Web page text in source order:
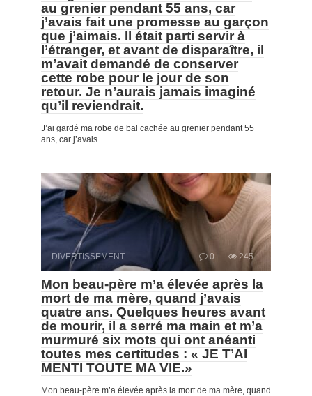
au grenier pendant 55 ans, car
j’avais fait une promesse au garçon
que j’aimais. Il était parti servir à
l’étranger, et avant de disparaître, il
m’avait demandé de conserver
cette robe pour le jour de son
retour. Je n’aurais jamais imaginé
qu’il reviendrait.
J’ai gardé ma robe de bal cachée au grenier pendant 55
ans, car j’avais
DIVERTISSEMENT 0 245
Mon beau-père m’a élevée après la
mort de ma mère, quand j’avais
quatre ans. Quelques heures avant
de mourir, il a serré ma main et m’a
murmuré six mots qui ont anéanti
toutes mes certitudes : « JE T’AI
MENTI TOUTE MA VIE.»
Mon beau-père m’a élevée après la mort de ma mère, quand